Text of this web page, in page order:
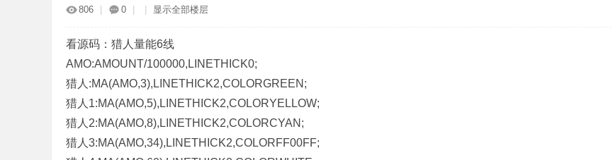
806 0 显示全部楼层
看源码：猎人量能6线
AMO:AMOUNT/100000,LINETHICK0;
猎人:MA(AMO,3),LINETHICK2,COLORGREEN;
猎人1:MA(AMO,5),LINETHICK2,COLORYELLOW;
猎人2:MA(AMO,8),LINETHICK2,COLORCYAN;
猎人3:MA(AMO,34),LINETHICK2,COLORFF00FF;